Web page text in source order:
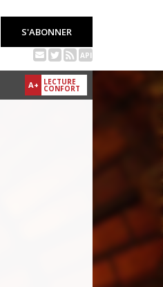
S'ABONNER
API
A+ LECTURE
CONFORT